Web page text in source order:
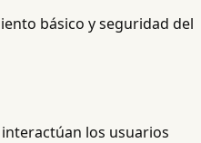
básico y seguridad del
los usuarios